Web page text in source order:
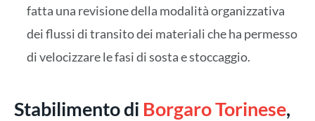
fatta una revisione della modalità organizzativa
dei flussi di transito dei materiali che ha permesso
di velocizzare le fasi di sosta e stoccaggio.
Stabilimento di Borgaro Torinese,